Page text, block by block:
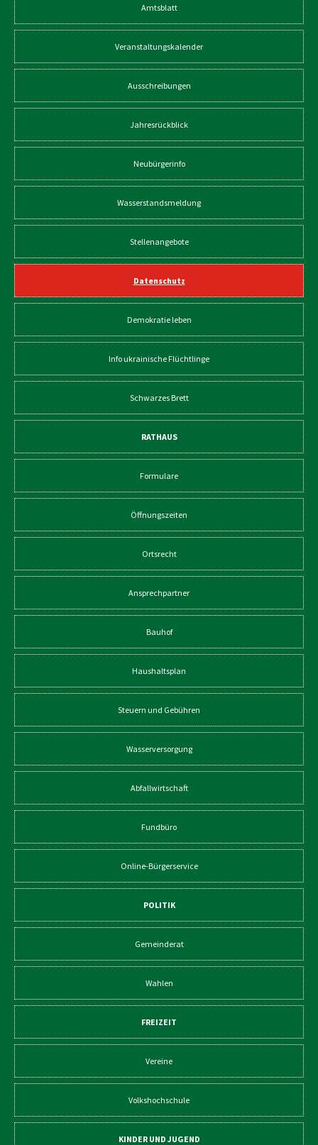
Amtsblatt
Veranstaltungskalender
Ausschreibungen
Jahresrückblick
Neubürgerinfo
Wasserstandsmeldung
Stellenangebote
Datenschutz
Demokratie leben
Info ukrainische Flüchtlinge
Schwarzes Brett
RATHAUS
Formulare
Öffnungszeiten
Ortsrecht
Ansprechpartner
Bauhof
Haushaltsplan
Steuern und Gebühren
Wasserversorgung
Abfallwirtschaft
Fundbüro
Online-Bürgerservice
POLITIK
Gemeinderat
Wahlen
FREIZEIT
Vereine
Volkshochschule
KINDER UND JUGEND